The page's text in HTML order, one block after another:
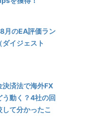
月のEA評価ラン
ダイジェスト
決済法で海外FX
う動く？4社の回
して分かったこ